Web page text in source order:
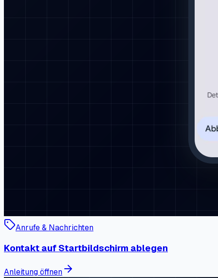
Anrufe & Nachrichten
Kontakt auf Startbildschirm ablegen
Anleitung öffnen